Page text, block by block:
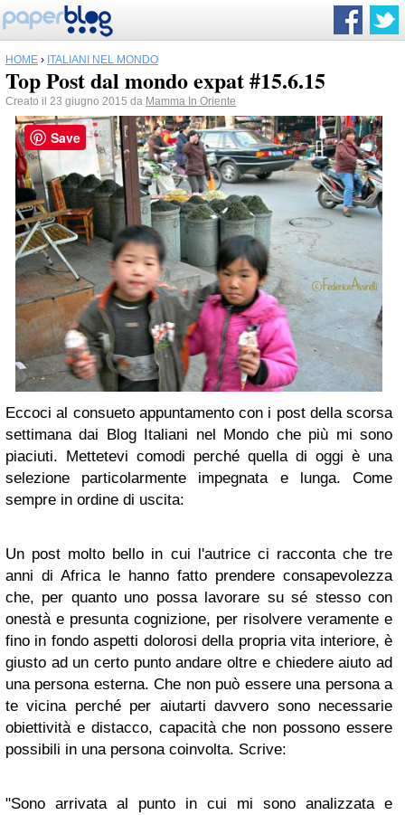
HOME › ITALIANI NEL MONDO
Top Post dal mondo expat #15.6.15
Creato il 23 giugno 2015 da Mamma In Oriente
Eccoci al consueto appuntamento con i post della scorsa
settimana dai Blog Italiani nel Mondo che più mi sono
piaciuti. Mettetevi comodi perché quella di oggi è una
selezione particolarmente impegnata e lunga. Come
sempre in ordine di uscita:
Un post molto bello in cui l'autrice ci racconta che tre
anni di Africa le hanno fatto prendere consapevolezza
che, per quanto uno possa lavorare su sé stesso con
onestà e presunta cognizione, per risolvere veramente e
fino in fondo aspetti dolorosi della propria vita interiore, è
giusto ad un certo punto andare oltre e chiedere aiuto ad
una persona esterna. Che non può essere una persona a
te vicina perché per aiutarti davvero sono necessarie
obiettività e distacco, capacità che non possono essere
possibili in una persona coinvolta. Scrive:
"Sono arrivata al punto in cui mi sono analizzata e
Save